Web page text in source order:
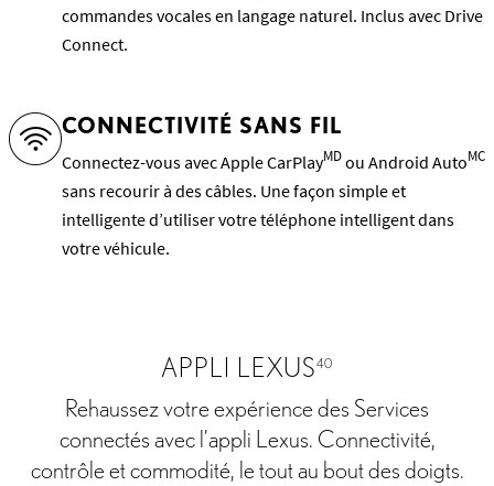
commandes vocales en langage naturel. Inclus avec Drive
Connect.
CONNECTIVITÉ SANS FIL
Connectez-vous avec Apple CarPlayMDou Android AutoMC
sans recourir à des câbles. Une façon simple et
intelligente d’utiliser votre téléphone intelligent dans
votre véhicule.
APPLI LEXUS40
Rehaussez votre expérience des Services
connectés avec l’appli Lexus. Connectivité,
contrôle et commodité, le tout au bout des doigts.